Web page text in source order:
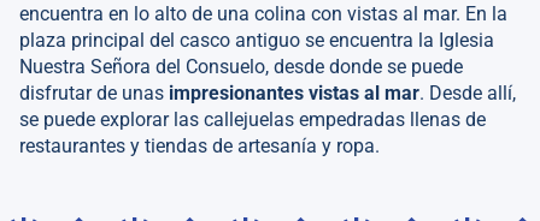
encuentra en lo alto de una colina con vistas al mar. En la
plaza principal del casco antiguo se encuentra la Iglesia
Nuestra Señora del Consuelo, desde donde se puede
disfrutar de unas impresionantes vistas al mar. Desde allí,
se puede explorar las callejuelas empedradas llenas de
restaurantes y tiendas de artesanía y ropa.